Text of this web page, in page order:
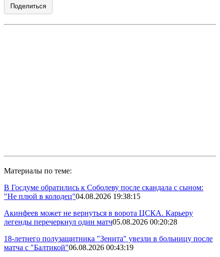
Поделиться
Материалы по теме:
В Госдуме обратились к Соболеву после скандала с сыном:
"Не плюй в колодец"04.08.2026 19:38:15
Акинфеев может не вернуться в ворота ЦСКА. Карьеру
легенды перечеркнул один матч05.08.2026 00:20:28
18-летнего полузащитника "Зенита" увезли в больницу после
матча с "Балтикой"06.08.2026 00:43:19